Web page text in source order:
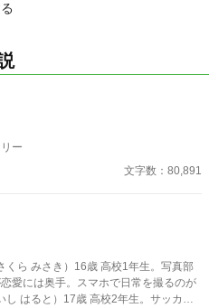
ー
文字数：80,891
愛には奥手。スマホで日常を撮るのが